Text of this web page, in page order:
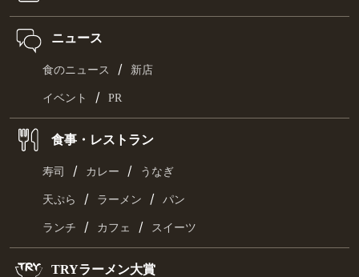
ニュース
食のニュース / 新店
イベント / PR
食事・レストラン
寿司 / カレー / うなぎ
天ぷら / ラーメン / パン
ランチ / カフェ / スイーツ
TRYラーメン大賞